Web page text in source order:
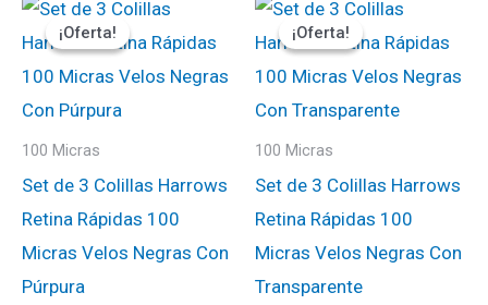
¡Oferta!
¡Oferta!
100 Micras
Set de 3 Colillas Harrows
Retina Rápidas 100
Micras Velos Negras Con
Púrpura
precio
original
₡1100.
precio
actual
₡935.
¡Oferta!
¡Oferta!
100 Micras
Set de 3 Colillas Harrows
Retina Rápidas 100
Micras Velos Negras Con
Transparente
precio
original
₡1100.
precio
actual
₡935.